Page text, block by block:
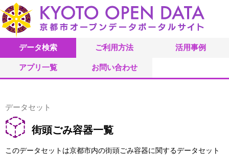
データ検索 ご利用方法 活用事例
アプリ一覧 お問い合わせ
データセット
街頭ごみ容器一覧
このデータセットは京都市内の街頭ごみ容器に関するデータセット